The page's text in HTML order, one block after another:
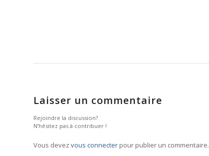
Laisser un commentaire
Rejoindre la discussion?
N’hésitez pas à contribuer !
Vous devez vous connecter pour publier un commentaire.